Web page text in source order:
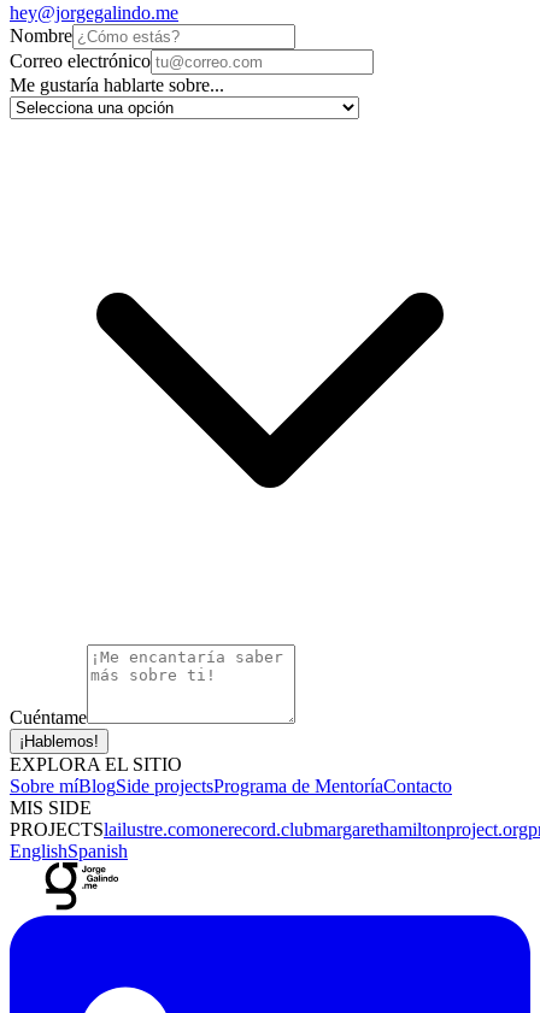
hey@jorgegalindo.me
Nombre
Correo electrónico
Me gustaría hablarte sobre...
Cuéntame
¡Hablemos!
EXPLORA EL SITIO
Sobre míBlogSide projectsPrograma de MentoríaContacto
MIS SIDE
PROJECTSlailustre.comonerecord.clubmargarethamiltonproject.org
EnglishSpanish